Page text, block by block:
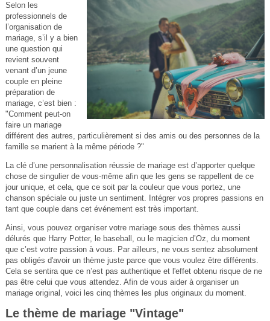
Selon les
professionnels de
l’organisation de
mariage, s’il y a bien
une question qui
revient souvent
venant d’un jeune
couple en pleine
préparation de
mariage, c’est bien :
"Comment peut-on
faire un mariage
différent des autres, particulièrement si des amis ou des personnes de la
famille se marient à la même période ?"
La clé d’une personnalisation réussie de mariage est d’apporter quelque
chose de singulier de vous-même afin que les gens se rappellent de ce
jour unique, et cela, que ce soit par la couleur que vous portez, une
chanson spéciale ou juste un sentiment. Intégrer vos propres passions en
tant que couple dans cet événement est très important.
Ainsi, vous pouvez organiser votre mariage sous des thèmes aussi
délurés que Harry Potter, le baseball, ou le magicien d’Oz, du moment
que c’est votre passion à vous. Par ailleurs, ne vous sentez absolument
pas obligés d'avoir un thème juste parce que vous voulez être différents.
Cela se sentira que ce n’est pas authentique et l'effet obtenu risque de ne
pas être celui que vous attendez. Afin de vous aider à organiser un
mariage original, voici les cinq thèmes les plus originaux du moment.
Le thème de mariage "Vintage"